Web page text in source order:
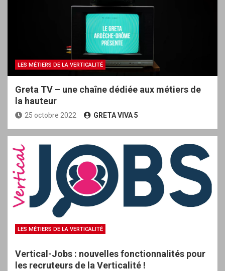
LES MÉTIERS DE LA VERTICALITÉ
Greta TV – une chaîne dédiée aux métiers de
la hauteur
25 octobre 2022 GRETA VIVA 5
LES MÉTIERS DE LA VERTICALITÉ
Vertical-Jobs : nouvelles fonctionnalités pour
les recruteurs de la Verticalité !